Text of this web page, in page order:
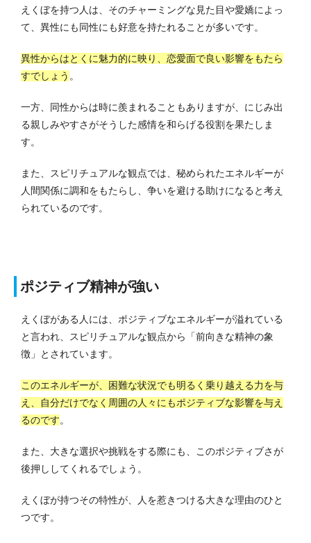
えくぼを持つ人は、そのチャーミングな見た目や愛嬌によっ
て、異性にも同性にも好意を持たれることが多いです。
異性からはとくに魅力的に映り、恋愛面で良い影響をもたら
すでしょう 。
一方、同性からは時に羨まれることもありますが、にじみ出
る親しみやすさがそうした感情を和らげる役割を果たしま
す。
また、スピリチュアルな観点では、秘められたエネルギーが
人間関係に調和をもたらし、争いを避ける助けになると考え
られているのです。
ポジティブ精神が強い
えくぼがある人には、ポジティブなエネルギーが溢れている
と言われ、スピリチュアルな観点から「前向きな精神の象
徴」とされています。
このエネルギーが、困難な状況でも明るく乗り越える力を与
え、自分だけでなく周囲の人々にもポジティブな影響を与え
るのです。
また、大きな選択や挑戦をする際にも、このポジティブさが
後押ししてくれるでしょう。
えくぼが持つその特性が、人を惹きつける大きな理由のひと
つです。